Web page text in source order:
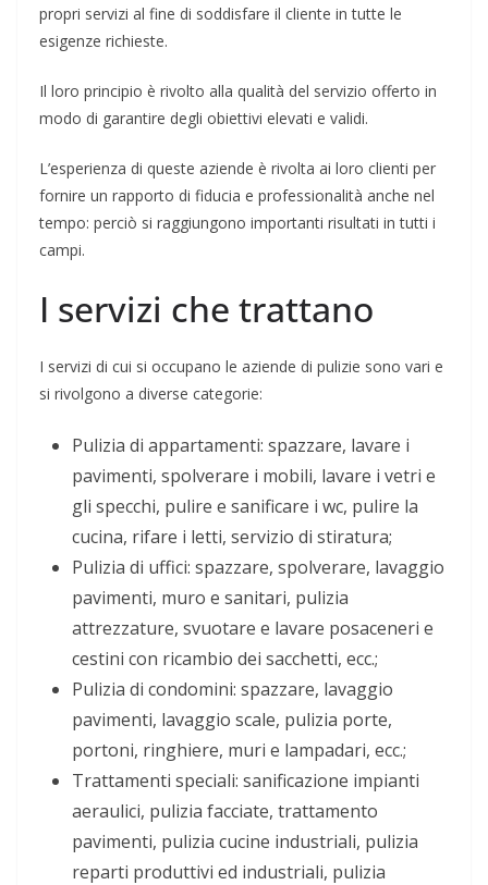
propri servizi al fine di soddisfare il cliente in tutte le
esigenze richieste.
Il loro principio è rivolto alla qualità del servizio offerto in
modo di garantire degli obiettivi elevati e validi.
L’esperienza di queste aziende è rivolta ai loro clienti per
fornire un rapporto di fiducia e professionalità anche nel
tempo: perciò si raggiungono importanti risultati in tutti i
campi.
I servizi che trattano
I servizi di cui si occupano le aziende di pulizie sono vari e
si rivolgono a diverse categorie:
Pulizia di appartamenti: spazzare, lavare i
pavimenti, spolverare i mobili, lavare i vetri e
gli specchi, pulire e sanificare i wc, pulire la
cucina, rifare i letti, servizio di stiratura;
Pulizia di uffici: spazzare, spolverare, lavaggio
pavimenti, muro e sanitari, pulizia
attrezzature, svuotare e lavare posaceneri e
cestini con ricambio dei sacchetti, ecc.;
Pulizia di condomini: spazzare, lavaggio
pavimenti, lavaggio scale, pulizia porte,
portoni, ringhiere, muri e lampadari, ecc.;
Trattamenti speciali: sanificazione impianti
aeraulici, pulizia facciate, trattamento
pavimenti, pulizia cucine industriali, pulizia
reparti produttivi ed industriali, pulizia